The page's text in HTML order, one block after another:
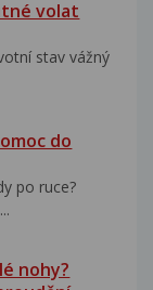
volat
stav vážný
do
po ruce?
nohy?